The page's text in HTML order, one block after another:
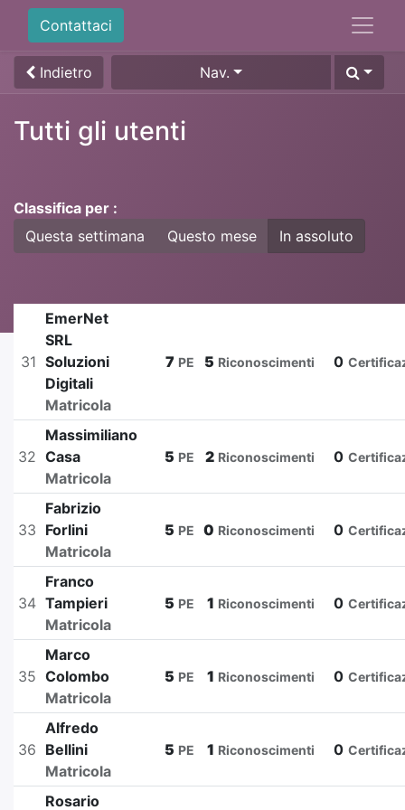
Contattaci
Indietro Nav.
Tutti gli utenti
Classifica per :
Questa settimana
Questo mese In assoluto
31
EmerNet
SRL
Soluzioni
Digitali
Matricola
7 PE 5 Riconoscimenti 0
32
Massimiliano
Casa
Matricola
5 PE 2 Riconoscimenti 0
33
Fabrizio
Forlini
Matricola
5 PE 0 Riconoscimenti 0
34
Franco
Tampieri
Matricola
5 PE 1 Riconoscimenti 0
35
Marco
Colombo
Matricola
5 PE 1 Riconoscimenti 0
36
Alfredo
Bellini
Matricola
5 PE 1 Riconoscimenti 0
Rosario